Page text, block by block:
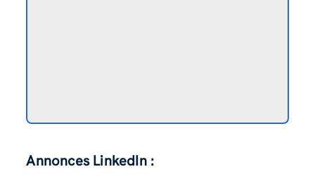
Annonces LinkedIn :